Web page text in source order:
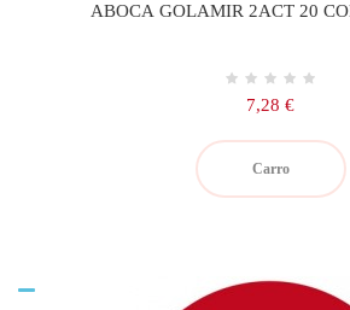
ABOCA GOLAMIR 2ACT 20
Precio
7,28 €
Carro